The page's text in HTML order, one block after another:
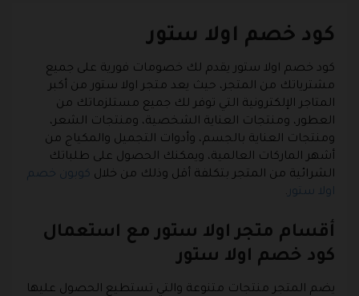
كود خصم اولا ستور
كود خصم اولا ستور يقدم لك خصومات فورية على جميع
مشترياتك من المتجر، حيث يعد متجر اولا ستور من أكبر
المتاجر الإلكترونية التي توفر لك جميع مستلزماتك من
العطور، ومنتجات العناية الشخصية، ومنتجات الشعر،
ومنتجات العناية بالجسم، وأدوات التجميل والمكياج من
أشهر الماركات العالمية، ويمكنك الحصول على طلباتك
الشرائية من المتجر بتكلفة أقل وذلك من خلال كوبون خصم
اولا ستور.
أقسام متجر اولا ستور مع استعمال
كود خصم اولا ستور
يضم المتجر منتجات متنوعة والتي تستطيع الحصول عليها